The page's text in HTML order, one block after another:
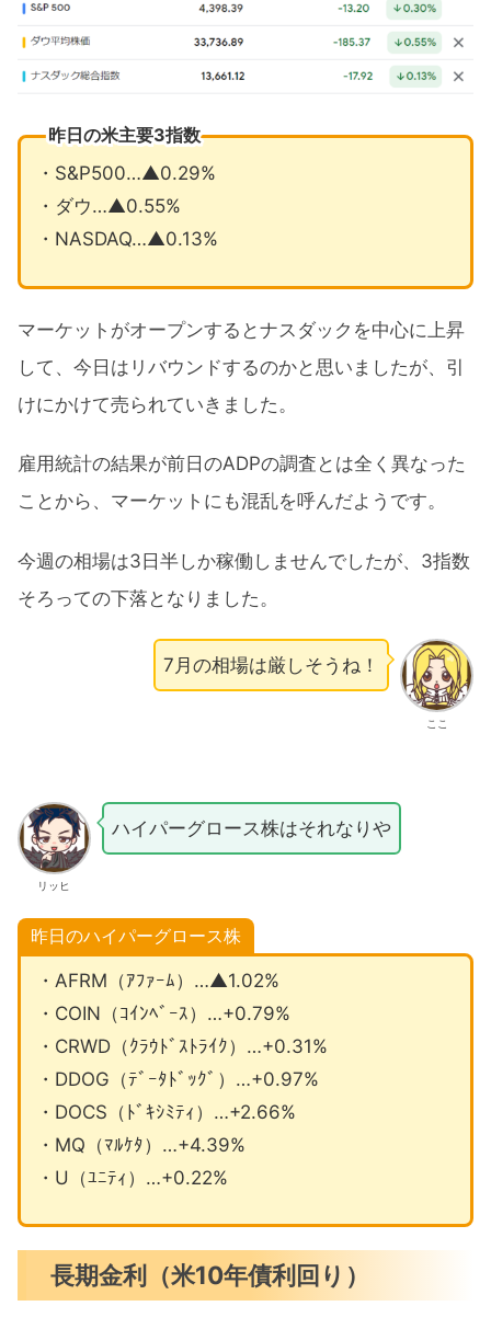
昨日の米主要3指数
・S&P500…▲0.29%
・ダウ…▲0.55%
・NASDAQ…▲0.13%
マーケットがオープンするとナスダックを中心に上昇
して、今日はリバウンドするのかと思いましたが、引
けにかけて売られていきました。
雇用統計の結果が前日のADPの調査とは全く異なった
ことから、マーケットにも混乱を呼んだようです。
今週の相場は3日半しか稼働しませんでしたが、3指数
そろっての下落となりました。
ここ
7月の相場は厳しそうね！
リッヒ
ハイパーグロース株はそれなりや
昨日のハイパーグロース株
・AFRM（ｱﾌｧｰﾑ）…▲1.02%
・COIN（ｺｲﾝﾍﾞｰｽ）…+0.79%
・CRWD（ｸﾗｳﾄﾞｽﾄﾗｲｸ）…+0.31%
・DDOG（ﾃﾞｰﾀﾄﾞｯｸﾞ）…+0.97%
・DOCS（ﾄﾞｷｼﾐﾃｨ）…+2.66%
・MQ（ﾏﾙｹﾀ）…+4.39%
・U（ﾕﾆﾃｨ）…+0.22%
長期金利（米10年債利回り）